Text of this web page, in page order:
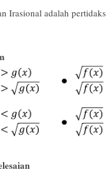
Irasional adalah